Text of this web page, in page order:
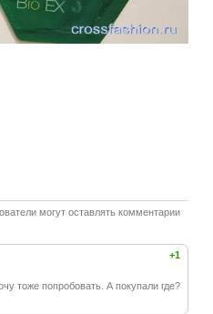
могут оставлять комментарии
+1
тоже попробовать. А покупали где?